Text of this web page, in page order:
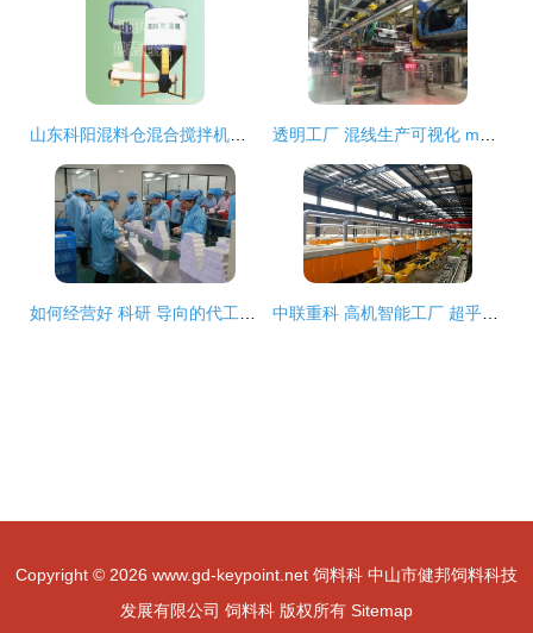
Copyright © 2026 www.gd-keypoint.net 饲料科 中山市健邦饲料科技
发展有限公司 饲料科 版权所有 Sitemap